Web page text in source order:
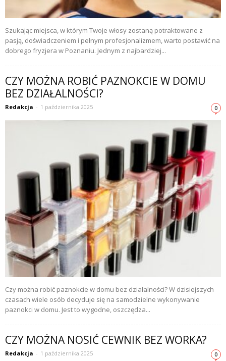
Szukając miejsca, w którym Twoje włosy zostaną potraktowane z
pasją, doświadczeniem i pełnym profesjonalizmem, warto postawić na
dobrego fryzjera w Poznaniu. Jednym z najbardziej...
CZY MOŻNA ROBIĆ PAZNOKCIE W DOMU
BEZ DZIAŁALNOŚCI?
Redakcja - 1 października 2025 0
Czy można robić paznokcie w domu bez działalności? W dzisiejszych
czasach wiele osób decyduje się na samodzielne wykonywanie
paznokci w domu. Jest to wygodne, oszczędza...
CZY MOŻNA NOSIĆ CEWNIK BEZ WORKA?
Redakcja - 1 października 2025 0